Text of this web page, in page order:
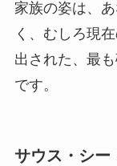
家族の姿は、
く、むしろ現
出された、最
です。
サウス・シー